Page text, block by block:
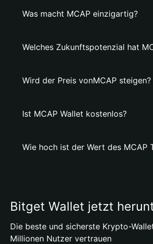
Was macht MCAP einzigartig?
Welches Zukunftspotenzial hat
Wird der Preis vonMCAP steigen?
Ist MCAP Wallet kostenlos?
Wie hoch ist der Wert des MCAP
Bitget Wallet jetzt
Die beste und sicherste Krypto-
Millionen Nutzer vertrauen